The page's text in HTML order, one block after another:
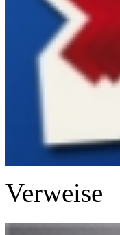
Verweise